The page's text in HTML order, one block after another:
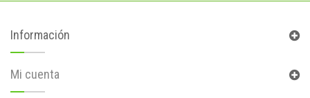
Información
Mi cuenta